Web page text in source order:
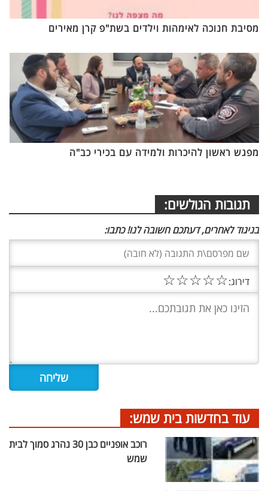
מסיבת חנוכה לאימהות וילדים בשת"פ קרן מאירים
מפגש ראשון להיכרות ולמידה עם בכירי כב"ה
תגובות הגולשים:
בניגוד לאחרים, דעתכם חשובה לנו! כתבו:
דירוג:☆
☆
☆
☆
☆
עוד בחדשות בית שמש:
רוכב אופניים כבן 30 נהרג סמוך לבית
שמש